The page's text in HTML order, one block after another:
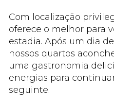
Com localização
oferece o melhor para
estadia. Após um dia
nossos quartos
uma gastronomia
energias para
seguinte.